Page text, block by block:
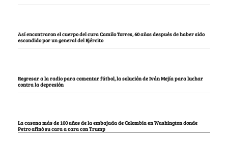
Así encontraron el cuerpo del cura Camilo Torres, 60 años después de haber sido
escondido por un general del Ejército
Regresar a la radio para comentar fútbol, la solución de Iván Mejía para luchar
contra la depresión
La casona más de 100 años de la embajada de Colombia en Washington donde
Petro afinó su cara a cara con Trump